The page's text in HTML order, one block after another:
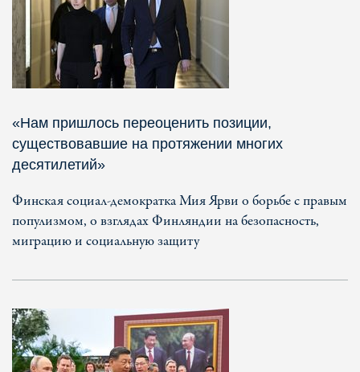
«Нам пришлось переоценить позиции,
существовавшие на протяжении многих
десятилетий»
Финская социал-демократка Мия Ярви о борьбе с правым
популизмом, о взглядах Финляндии на безопасность,
миграцию и социальную защиту